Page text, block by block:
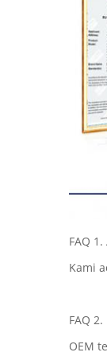
FAQ
Kami
FAQ
OEM